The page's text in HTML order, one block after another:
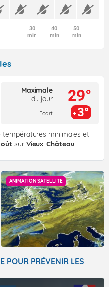
30
min
40
min
50
min
Maximale
du jour
Ecart
29°
3°
températures minimales et
sur Vieux-Château
ANIMATION SATELLITE
POUR PRÉVENIR LES